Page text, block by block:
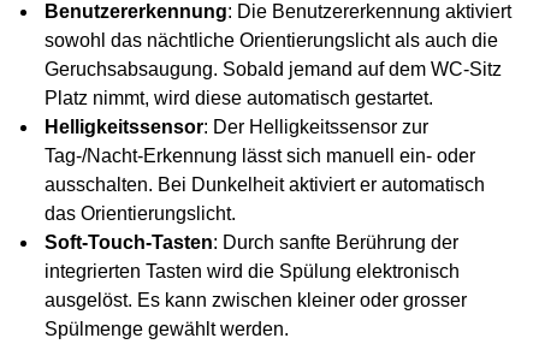
Benutzererkennung: Die Benutzererkennung aktiviert
sowohl das nächtliche Orientierungslicht als auch die
Geruchsabsaugung. Sobald jemand auf dem WC-Sitz
Platz nimmt, wird diese automatisch gestartet.
Helligkeitssensor: Der Helligkeitssensor zur
Tag-/Nacht-Erkennung lässt sich manuell ein- oder
ausschalten. Bei Dunkelheit aktiviert er automatisch
das Orientierungslicht.
Soft-Touch-Tasten: Durch sanfte Berührung der
integrierten Tasten wird die Spülung elektronisch
ausgelöst. Es kann zwischen kleiner oder grosser
Spülmenge gewählt werden.